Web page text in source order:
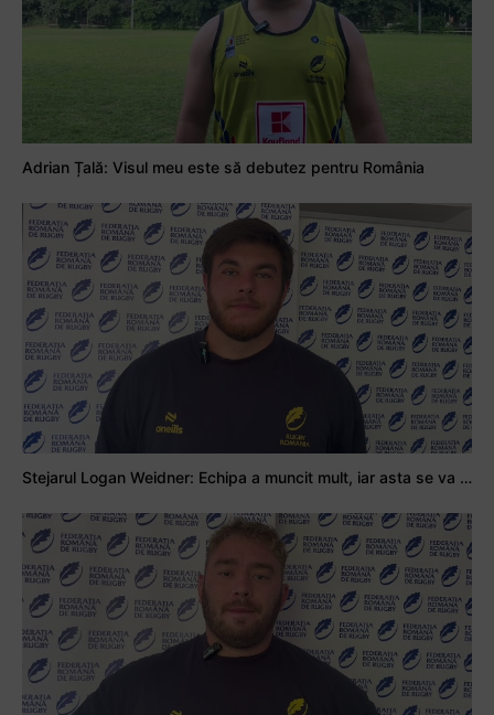
Adrian Țală: Visul meu este să debutez pentru România
Stejarul Logan Weidner: Echipa a muncit mult, iar asta se va vedea în meciurile de la Nations Cup